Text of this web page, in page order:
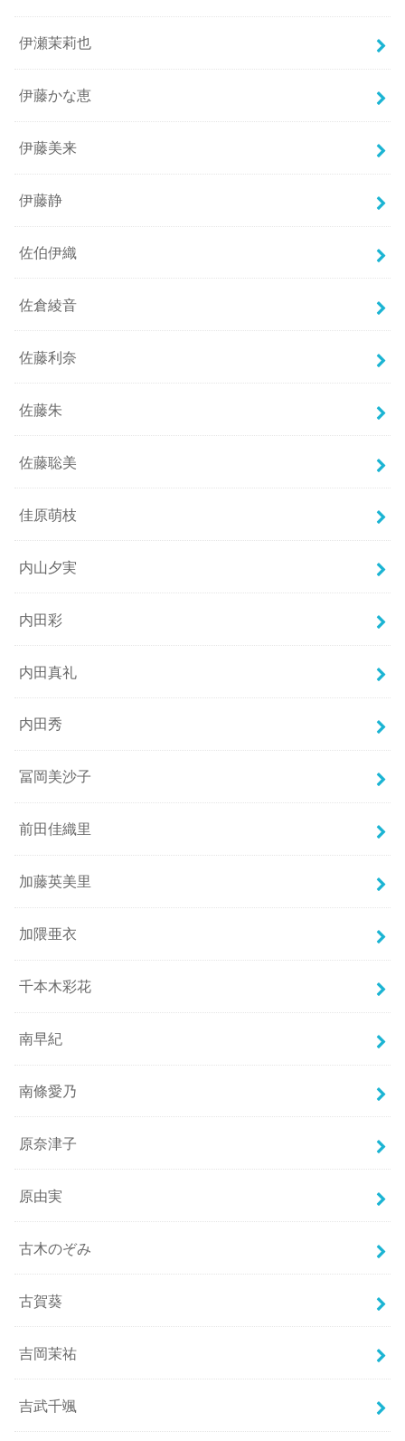
伊瀬茉莉也
伊藤かな恵
伊藤美来
伊藤静
佐伯伊織
佐倉綾音
佐藤利奈
佐藤朱
佐藤聡美
佳原萌枝
内山夕実
内田彩
内田真礼
内田秀
冨岡美沙子
前田佳織里
加藤英美里
加隈亜衣
千本木彩花
南早紀
南條愛乃
原奈津子
原由実
古木のぞみ
古賀葵
吉岡茉祐
吉武千颯